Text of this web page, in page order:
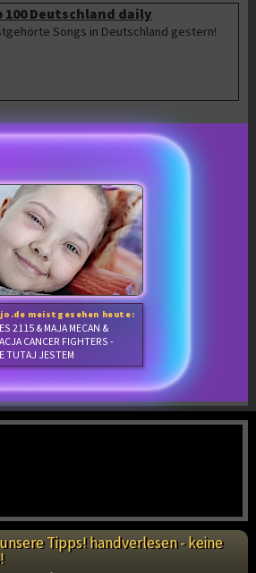
100 Deutschland daily
Songs in Deutschland gestern!
meistgesehen heute:
2115 & MAJA MECAN &
CANCER FIGHTERS -
TUTAJ JESTEM
Tipps! handverlesen - keine